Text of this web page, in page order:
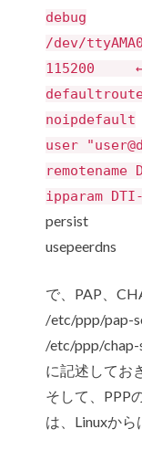
debug
/dev/ttyAMA0
115200 ←最
noipdefault
user
remotename
ipparam DTI-
persist
usepeerdns
で、PAP、
/etc/ppp/pap-
/etc/ppp/chap-
に記述してお
そして、PPP
は、Linuxから